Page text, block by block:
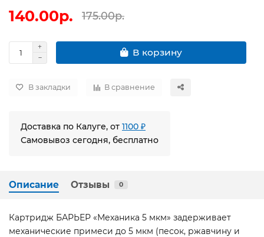
140.00р. 175.00р.
В корзину
В закладки В сравнение
Доставка по Калуге, от 1100 ₽
Самовывоз сегодня, бесплатно
Описание Отзывы 0
Картридж БАРЬЕР «Механика 5 мкм» задерживает
механические примеси до 5 мкм (песок, ржавчину и